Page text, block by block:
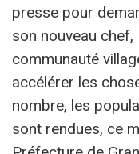
presse pour
son nouveau
communauté
accélérer les
nombre, les
sont rendues, ce